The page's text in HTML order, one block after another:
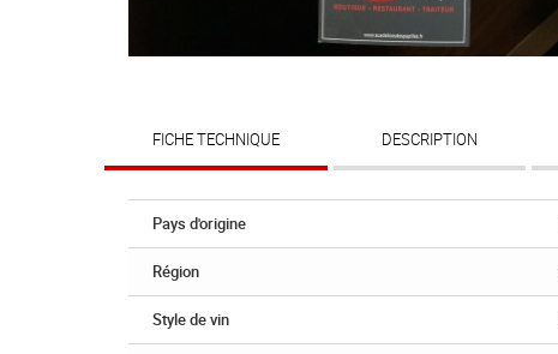
FICHE TECHNIQUE DESCRIPTION
Pays d'origine
Région
Style de vin